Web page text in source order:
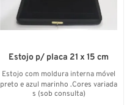
Estojo com moldura interna móvel
preto e azul marinho .Cores variada
s (sob consulta)
Estojo p/ placa 21 x 15 cm